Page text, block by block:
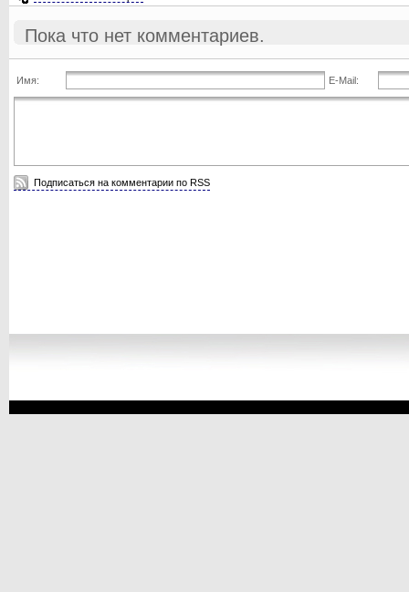
Пока что нет комментариев.
Имя: E-Mail:
Подписаться на комментарии по RSS